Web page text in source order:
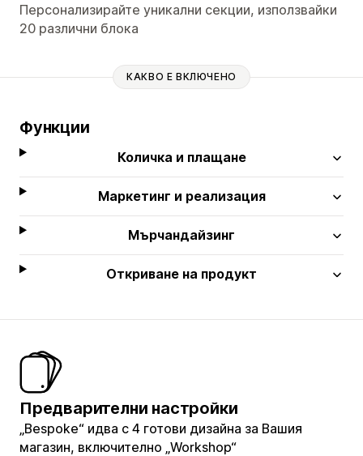
Персонализирайте уникални секции, използвайки
20 различни блока
КАКВО Е ВКЛЮЧЕНО
Функции
Количка и плащане
Маркетинг и реализация
Мърчандайзинг
Откриване на продукт
Предварителни настройки
„Bespoke“ идва с 4 готови дизайна за Вашия
магазин, включително „Workshop“